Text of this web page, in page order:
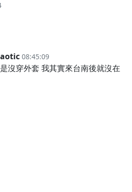
08:45:09
沒穿外套 我其實來台南後就沒在